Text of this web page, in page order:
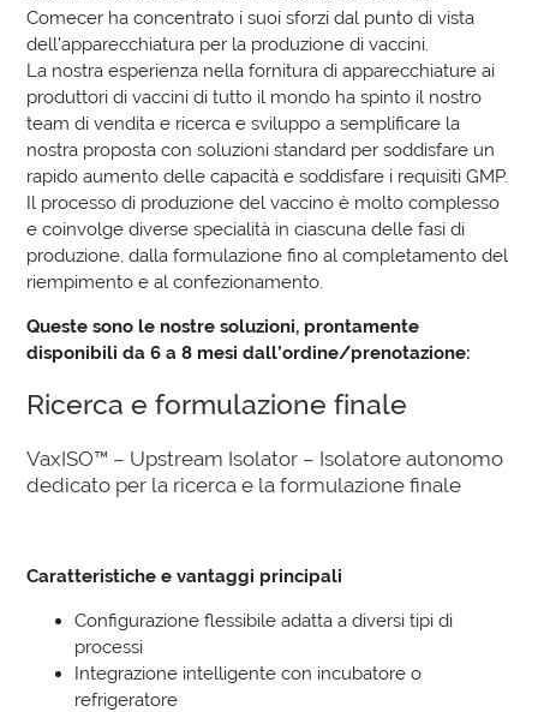
Comecer ha concentrato i suoi sforzi dal punto di vista
dell’apparecchiatura per la produzione di vaccini.
La nostra esperienza nella fornitura di apparecchiature ai
produttori di vaccini di tutto il mondo ha spinto il nostro
team di vendita e ricerca e sviluppo a semplificare la
nostra proposta con soluzioni standard per soddisfare un
rapido aumento delle capacità e soddisfare i requisiti GMP.
Il processo di produzione del vaccino è molto complesso
e coinvolge diverse specialità in ciascuna delle fasi di
produzione, dalla formulazione fino al completamento del
riempimento e al confezionamento.
Queste sono le nostre soluzioni, prontamente
disponibili da 6 a 8 mesi dall’ordine/prenotazione:
Ricerca e formulazione finale
VaxISO™ – Upstream Isolator – Isolatore autonomo
dedicato per la ricerca e la formulazione finale
Caratteristiche e vantaggi principali
Configurazione flessibile adatta a diversi tipi di
processi
Integrazione intelligente con incubatore o
refrigeratore